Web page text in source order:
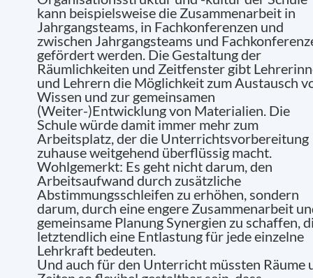
kann beispielsweise die Zusammenarbeit in
Jahrgangsteams, in Fachkonferenzen und
zwischen Jahrgangsteams und
gefördert werden. Die Gestaltung der
Räumlichkeiten und Zeitfenster gibt
und Lehrern die Möglichkeit zum Austausch
Wissen und zur gemeinsamen
(Weiter-)Entwicklung von Materialien. Die
Schule würde damit immer mehr zum
Arbeitsplatz, der die Unterrichtsvorbereitung
zuhause weitgehend überflüssig macht.
Wohlgemerkt: Es geht nicht darum, den
Arbeitsaufwand durch zusätzliche
Abstimmungsschleifen zu erhöhen, sondern
darum, durch eine engere Zusammenarbeit
gemeinsame Planung Synergien zu schaffen,
letztendlich eine Entlastung für jede einzelne
Lehrkraft bedeuten.
Und auch für den Unterricht müssten Räume